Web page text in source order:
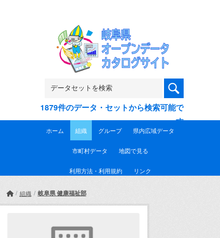
1879件のデータ・セットから検索可能で
す
ホーム 組織 グループ 県内広域データ
市町村データ 地図で見る
利用方法・利用規約 リンク
組織 岐阜県 健康福祉部